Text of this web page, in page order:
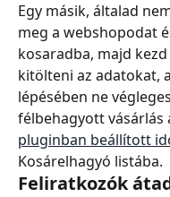
Egy másik, általad
meg a webshopodat
kosaradba, majd
kitölteni az adatokat,
lépésében ne
félbehagyott vásárlás
pluginban beállított
Kosárelhagyó listába.
Feliratkozók